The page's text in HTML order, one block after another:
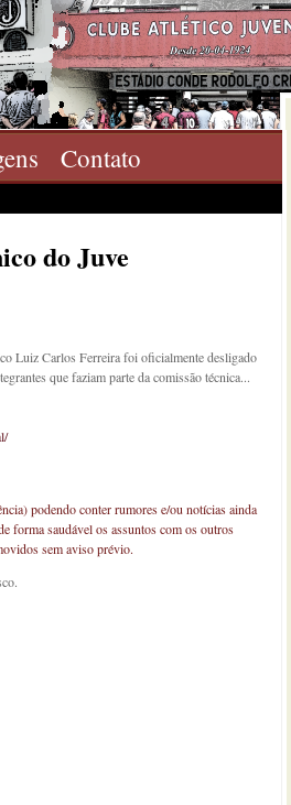
Contato
do Juve
Luiz Carlos Ferreira foi oficialmente desligado
que faziam parte da comissão técnica...
podendo conter rumores e/ou notícias ainda
forma saudável os assuntos com os outros
sem aviso prévio.